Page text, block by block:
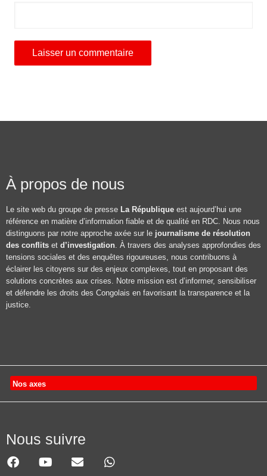
À propos de nous
Le site web du groupe de presse La République est aujourd’hui une
référence en matière d’information fiable et de qualité en RDC. Nous nous
distinguons par notre approche axée sur le journalisme de résolution
des conflits et d’investigation . À travers des analyses approfondies des
tensions sociales et des enquêtes rigoureuses, nous contribuons à
éclairer les citoyens sur des enjeux complexes, tout en proposant des
solutions concrètes aux crises. Notre mission est d’informer, sensibiliser
et défendre les droits des Congolais en favorisant la transparence et la
justice.
Nos axes
Nous suivre